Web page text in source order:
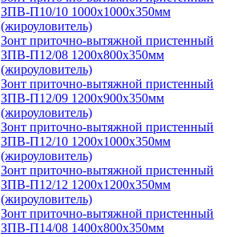
ЗПВ-П10/10 1000х1000х350мм
(жироуловитель)
Зонт приточно-вытяжной пристенный
ЗПВ-П12/08 1200х800х350мм
(жироуловитель)
Зонт приточно-вытяжной пристенный
ЗПВ-П12/09 1200х900х350мм
(жироуловитель)
Зонт приточно-вытяжной пристенный
ЗПВ-П12/10 1200х1000х350мм
(жироуловитель)
Зонт приточно-вытяжной пристенный
ЗПВ-П12/12 1200х1200х350мм
(жироуловитель)
Зонт приточно-вытяжной пристенный
ЗПВ-П14/08 1400х800х350мм